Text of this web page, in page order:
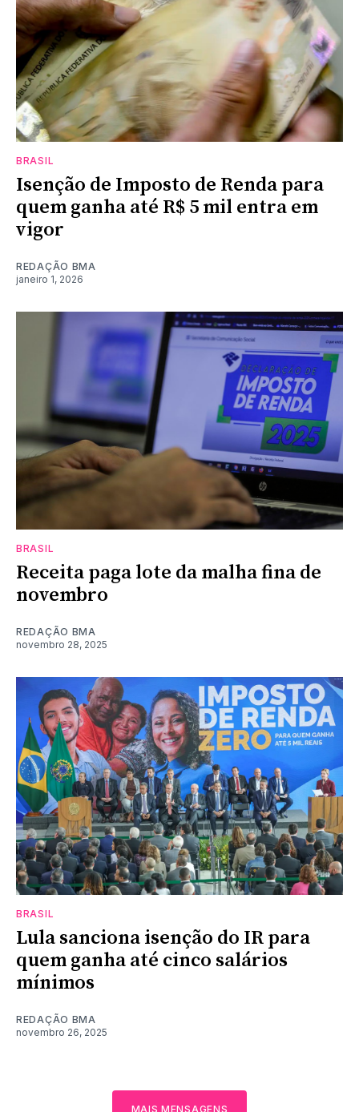
BRASIL
Isenção de Imposto de Renda para
quem ganha até R$ 5 mil entra em
vigor
REDAÇÃO BMA
janeiro 1, 2026
BRASIL
Receita paga lote da malha fina de
novembro
REDAÇÃO BMA
novembro 28, 2025
BRASIL
Lula sanciona isenção do IR para
quem ganha até cinco salários
mínimos
REDAÇÃO BMA
novembro 26, 2025
MAIS MENSAGENS